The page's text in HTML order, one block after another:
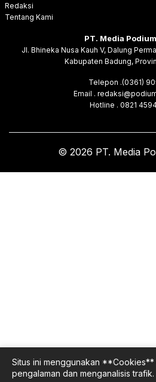
Redaksi
Tentang Kami
PT. Media
Jl. Bhineka Nusa Kauh V, Dalung
Kabupaten Badung,
Telepon .(0361)
Email .
Hotline . 0821
© 2026 PT. Media
Situs ini menggunakan **Cookies**
pengalaman dan menganalisis trafik.